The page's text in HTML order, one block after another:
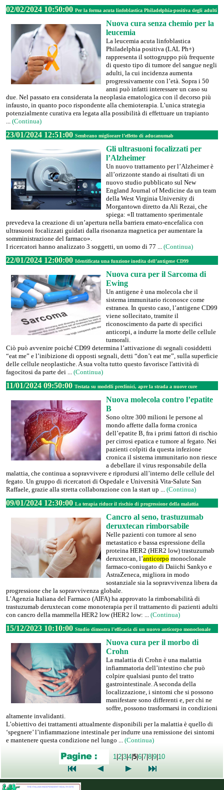
02/02/2024 10:50:00 Per la forma acuta linfoblastica Philadelphia-positiva degli adulti
Nuova cura senza chemio per la
leucemia
La leucemia acuta linfoblastica
Philadelphia positiva (LAL Ph+)
rappresenta il sottogruppo più frequente
di questo tipo di tumore del sangue negli
adulti, la cui incidenza aumenta
progressivamente con l’età. Sopra i 50
anni può infatti interessare un caso su
due. Nel passato era considerata la neoplasia ematologica con il decorso più
infausto, in quanto poco rispondente alla chemioterapia. L’unica strategia
potenzialmente curativa era legata alla possibilità di effettuare un trapianto
... (Continua)
23/01/2024 12:51:00 Sembrano migliorare l’effetto di aducanumab
Gli ultrasuoni focalizzati per
l’Alzheimer
Un nuovo trattamento per l’Alzheimer è
all’orizzonte stando ai risultati di un
nuovo studio pubblicato sul New
England Journal of Medicine da un team
della West Virginia University di
Morgantown diretto da Ali Rezai, che
spiega: «Il trattamento sperimentale
prevedeva la creazione di un’apertura nella barriera emato-encefalica con
ultrasuoni focalizzati guidati dalla risonanza magnetica per aumentare la
somministrazione del farmaco».
I ricercatori hanno analizzato 3 soggetti, un uomo di 77 ... (Continua)
22/01/2024 12:00:00 Identificata una funzione inedita dell’antigene CD99
Nuova cura per il Sarcoma di
Ewing
Un antigene è una molecola che il
sistema immunitario riconosce come
estranea. In questo caso, l’antigene CD99
viene sollecitato, tramite il
riconoscimento da parte di specifici
anticorpi, a indurre la morte delle cellule
tumorali.
Ciò può avvenire poiché CD99 determina l’attivazione di segnali cosiddetti
“eat me” e l’inibizione di opposti segnali, detti “don’t eat me”, sulla superficie
delle cellule neoplastiche. A sua volta tutto questo favorisce l'attività di
fagocitosi da parte dei ... (Continua)
11/01/2024 09:50:00 Testata su modelli preclinici, apre la strada a nuove cure
Nuova molecola contro l’epatite
B
Sono oltre 300 milioni le persone al
mondo affette dalla forma cronica
dell’epatite B, fra i primi fattori di rischio
per cirrosi epatica e tumore al fegato. Nei
pazienti colpiti da questa infezione
cronica il sistema immunitario non riesce
a debellare il virus responsabile della
malattia, che continua a sopravvivere e riprodursi all’interno delle cellule del
fegato. Un gruppo di ricercatori di Ospedale e Università Vita-Salute San
Raffaele, grazie alla stretta collaborazione con la start up ... (Continua)
09/01/2024 12:30:00 La terapia riduce il rischio di progressione della malattia
Cancro al seno, trastuzumab
deruxtecan rimborsabile
Nelle pazienti con tumore al seno
metastatico e bassa espressione della
proteina HER2 (HER2 low) trastuzumab
deruxtecan, l’anticorpo monoclonale
farmaco-coniugato di Daiichi Sankyo e
AstraZeneca, migliora in modo
sostanziale sia la sopravvivenza libera da
progressione che la sopravvivenza globale.
L’Agenzia Italiana del Farmaco (AIFA) ha approvato la rimborsabilità di
trastuzumab deruxtecan come monoterapia per il trattamento di pazienti adulti
con cancro della mammella HER2 low (HER2 low: ... (Continua)
15/12/2023 10:10:00 Studio dimostra l’efficacia di un nuovo anticorpo monoclonale
Nuova cura per il morbo di
Crohn
La malattia di Crohn è una malattia
infiammatoria dell’intestino che può
colpire qualsiasi punto del tratto
gastrointestinale. A seconda della
localizzazione, i sintomi che si possono
manifestare sono differenti e, per chi ne
soffre, possono trasformarsi in condizioni
altamente invalidanti.
L’obiettivo dei trattamenti attualmente disponibili per la malattia è quello di
‘spegnere’ l’infiammazione intestinale per indurre una remissione dei sintomi
e mantenere questa condizione nel lungo ... (Continua)
1 |2|3|4|5|6|7|8|9|10